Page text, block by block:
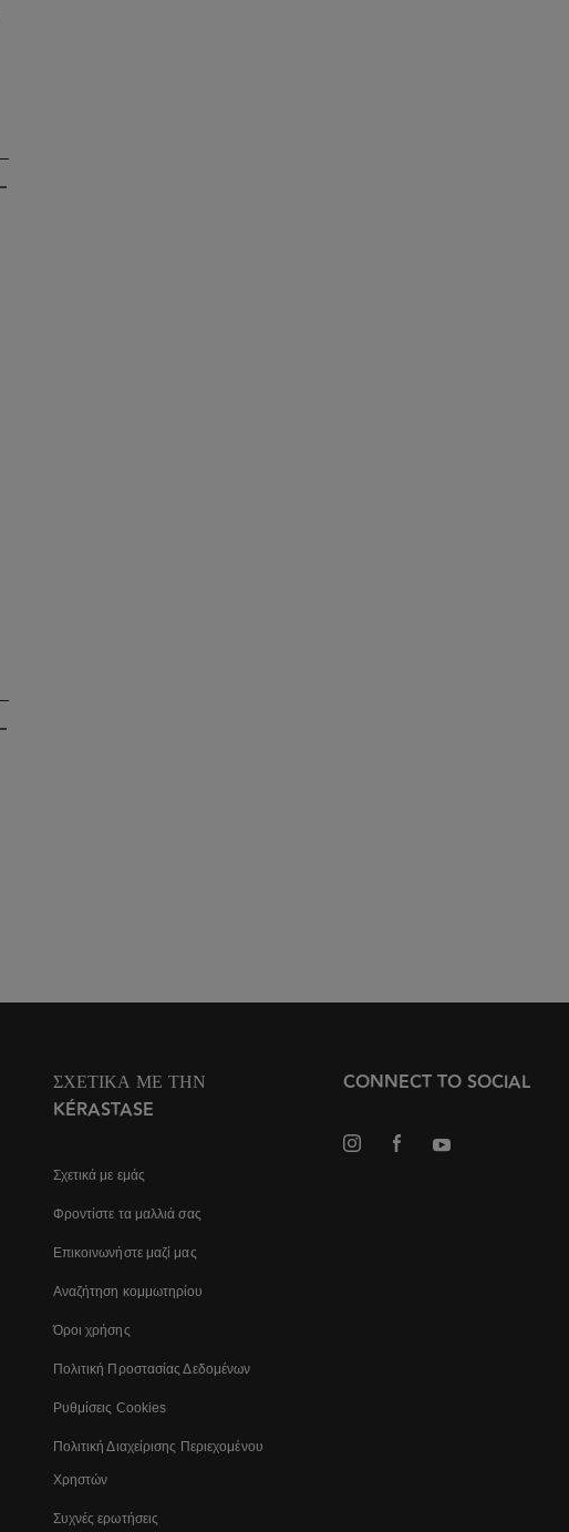
ΣΧΕΤΙΚΆ ΜΕ ΤΗΝ
KÉRASTASE
Σχετικά με εμάς
Φροντίστε τα μαλλιά σας
Επικοινωνήστε μαζί μας
Αναζήτηση κομμωτηρίου
Όροι χρήσης
Πολιτική Προστασίας Δεδομένων
Ρυθμίσεις Cookies
Πολιτική Διαχείρισης Περιεχομένου
Χρηστών
Συχνές ερωτήσεις
CONNECT TO SOCIAL